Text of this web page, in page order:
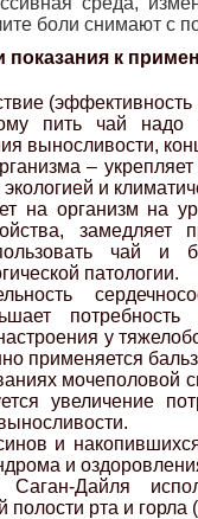
боли снимают с
к
пить чай
выносливости,
–
и
на организм на
замедляет
чай
патологии.
у
применяется
мочеполовой
увеличение
и
и
Саган-Дайля
рта и горла